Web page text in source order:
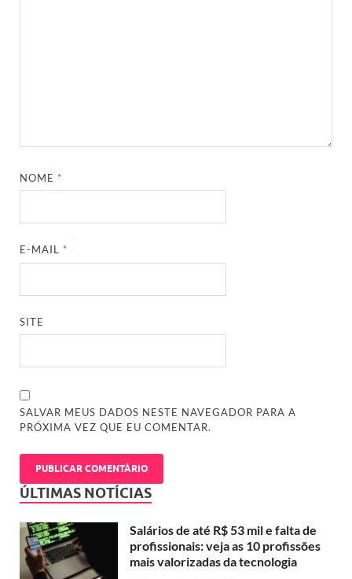
NOME*
E-MAIL*
SITE
SALVAR MEUS DADOS NESTE NAVEGADOR PARA A
PRÓXIMA VEZ QUE EU COMENTAR.
ÚLTIMAS NOTÍCIAS
Salários de até R$ 53 mil e falta de
profissionais: veja as 10 profissões
mais valorizadas da tecnologia